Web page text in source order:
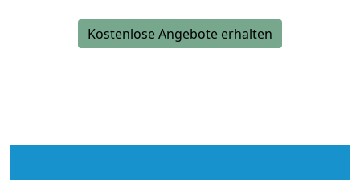
Kostenlose Angebote erhalten